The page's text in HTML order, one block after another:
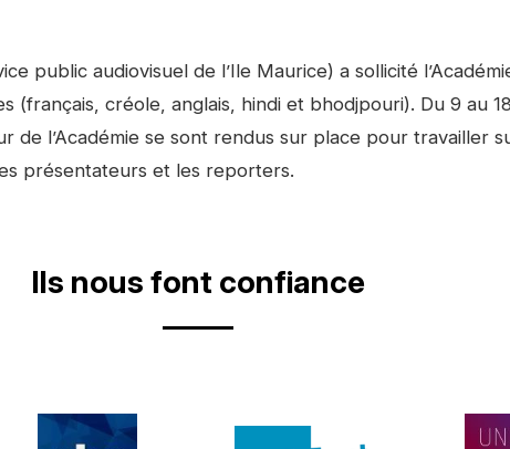
public audiovisuel de l’Ile Maurice) a sollicité
(français, créole, anglais, hindi et bhodjpouri). Du 9 au
de l’Académie se sont rendus sur place pour travailler
présentateurs et les reporters.
Ils nous font confiance